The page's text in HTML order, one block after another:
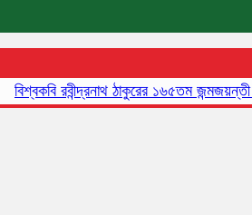
রবীন্দ্রনাথ ঠাকুরের ১৬৫তম জন্মজয়ন্তী